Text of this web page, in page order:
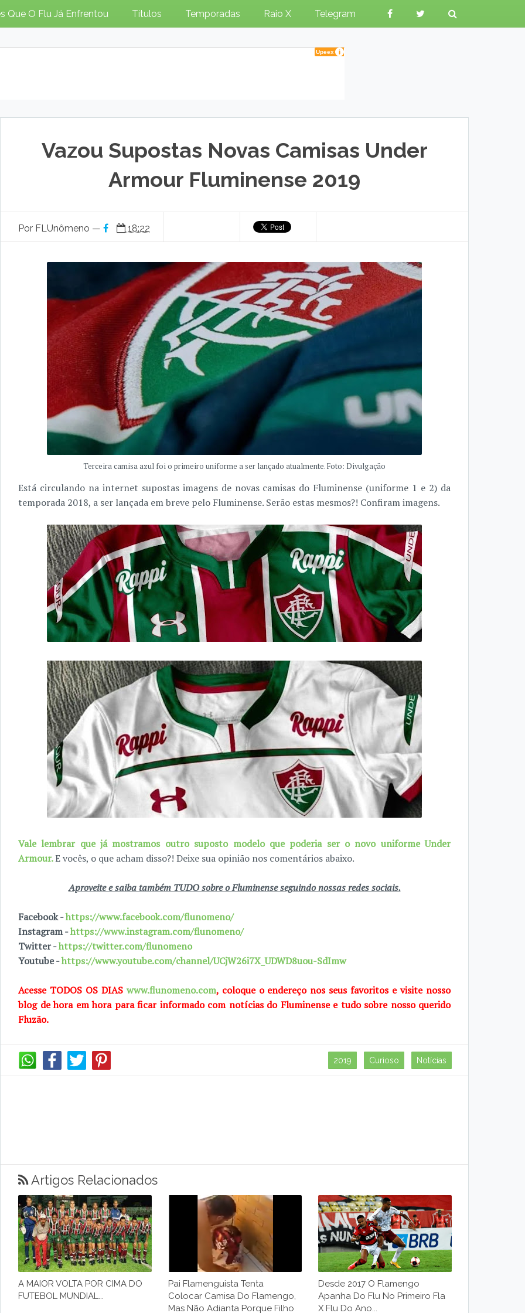
Que O Flu Já Enfrentou Títulos Temporadas Raio X Telegram
Vazou Supostas Novas Camisas Under
Armour Fluminense 2019
Por FLUnômeno — 18:22
Terceira camisa azul foi o primeiro uniforme a ser lançado atualmente. Foto: Divulgação
Está circulando na internet supostas imagens de novas camisas do Fluminense (uniforme 1 e 2) da
temporada 2018, a ser lançada em breve pelo Fluminense. Serão estas mesmos?! Confiram imagens.
Vale lembrar que já mostramos outro suposto modelo que poderia ser o novo uniforme Under
Armour.E vocês, o que acham disso?! Deixe sua opinião nos comentários abaixo.
Aproveite e saiba também TUDO sobre o Fluminense seguindo nossas redes sociais.
Facebook -https://www.facebook.com/flunomeno/
Instagram -https://www.instagram.com/flunomeno/
Twitter -https://twitter.com/flunomeno
Youtube -https://www.youtube.com/channel/UCjW26i7X_UDWD8uou-SdImw
Acesse TODOS OS DIAS www.flunomeno.com, coloque o endereço nos seus favoritos e visite nosso
blog de hora em hora para ficar informado com notícias do Fluminense e tudo sobre nosso querido
Fluzão.
2019 Curioso Notícias
Artigos Relacionados
A MAIOR VOLTA POR CIMA DO
FUTEBOL MUNDIAL...
Pai Flamenguista Tenta
Colocar Camisa Do Flamengo,
Mas Não Adianta Porque Filho
Desde 2017 O Flamengo
Apanha Do Flu No Primeiro Fla
X Flu Do Ano...